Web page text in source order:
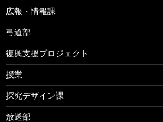
広報・情報課
弓道部
復興支援プロジェクト
授業
探究デザイン課
放送部